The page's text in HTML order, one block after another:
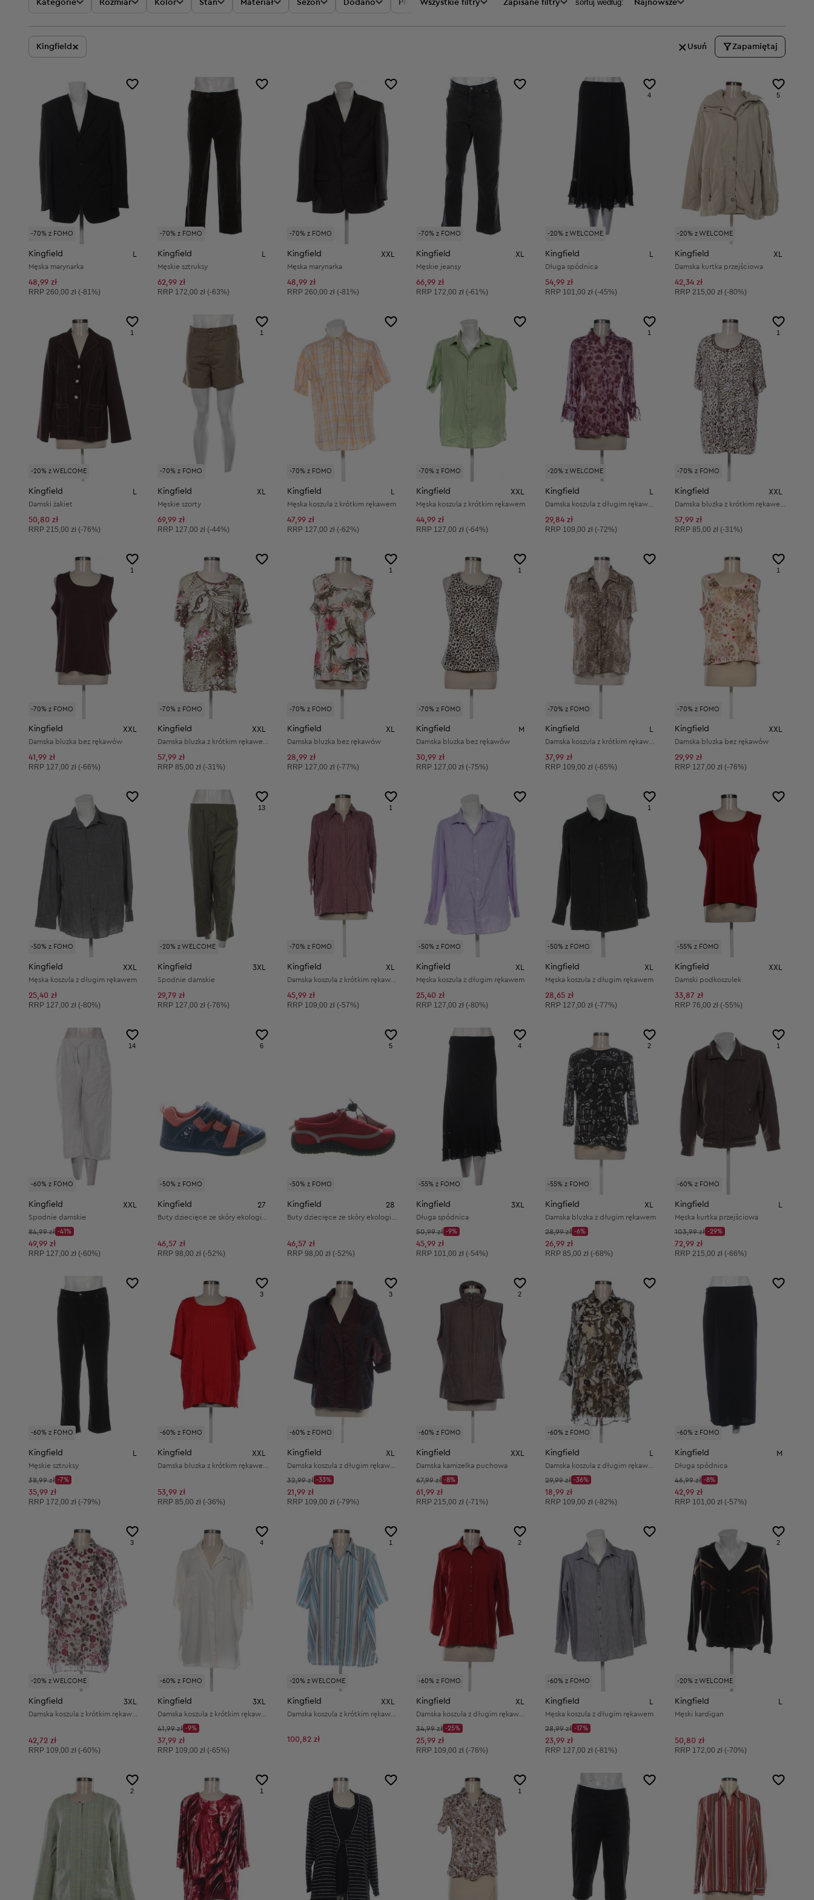
Kategorie Rozmiar Kolor Stan Materiał Sezon Dodano Promocje Cena
Wszystkie filtry Zapisane filtry sortuj według: Najnowsze
Kingfield × Usuń Zapamiętaj
-70% z FOMO
Kingfield
Męska marynarka
48,99 zł
Cena sugerowana:
RRP 260,00 zł (-81%)
-70% z FOMO
Kingfield
Męskie sztruksy
62,99 zł
Cena sugerowana:
RRP 172,00 zł (-63%)
-70% z FOMO
Kingfield XXL
Męska marynarka
48,99 zł
Cena sugerowana:
RRP 260,00 zł (-81%)
-70% z FOMO
Kingfield XL
Męskie jeansy
66,99 zł
Cena sugerowana:
RRP 172,00 zł (-61%)
-20% z WELCOME
4
Kingfield
Długa spódnica
54,99 zł
Cena sugerowana:
RRP 101,00 zł (-45%)
-20% z WELCOME
5
Kingfield XL
Damska kurtka przejściowa
42,34 zł
Cena sugerowana:
RRP 215,00 zł (-80%)
-20% z WELCOME
1
Kingfield
Damski żakiet
50,80 zł
Cena sugerowana:
RRP 215,00 zł (-76%)
-70% z FOMO
1
Kingfield XL
Męskie szorty
69,99 zł
Cena sugerowana:
RRP 127,00 zł (-44%)
-70% z FOMO
Kingfield
Męska koszula z krótkim rękawem
47,99 zł
Cena sugerowana:
RRP 127,00 zł (-62%)
-70% z FOMO
Kingfield XXL
Męska koszula z krótkim rękawem
44,99 zł
Cena sugerowana:
RRP 127,00 zł (-64%)
-20% z WELCOME
1
Kingfield
29,84 zł
Cena sugerowana:
RRP 109,00 zł (-72%)
-70% z FOMO
1
Kingfield XXL
57,99 zł
Cena sugerowana:
RRP 85,00 zł (-31%)
-70% z FOMO
1
Kingfield XXL
Damska bluzka bez rękawów
41,99 zł
Cena sugerowana:
RRP 127,00 zł (-66%)
-70% z FOMO
Kingfield XXL
57,99 zł
Cena sugerowana:
RRP85,00 zł (-31%)
-70% z FOMO
1
Kingfield XL
Damska bluzka bez rękawów
28,99 zł
Cena sugerowana:
RRP 127,00 zł (-77%)
-70% z FOMO
1
Kingfield M
Damska bluzka bez rękawów
30,99 zł
Cena sugerowana:
RRP 127,00 zł (-75%)
-70% z FOMO
Kingfield
37,99 zł
Cena sugerowana:
RRP 109,00 zł (-65%)
-70% z FOMO
1
Kingfield XXL
Damska bluzka bez rękawów
29,99 zł
Cena sugerowana:
RRP 127,00 zł (-76%)
-50% z FOMO
Kingfield XXL
Męska koszula z długim rękawem
25,40 zł
Cena sugerowana:
RRP 127,00 zł (-80%)
-20% z WELCOME
13
Kingfield 3XL
Spodnie damskie
29,79 zł
Cena sugerowana:
RRP 127,00 zł (-76%)
-70% z FOMO
1
Kingfield XL
Damska koszula z krótkim rękawem
45,99 zł
Cena sugerowana:
RRP 109,00 zł (-57%)
-50% z FOMO
Kingfield XL
Męska koszula z długim rękawem
25,40 zł
Cena sugerowana:
RRP 127,00 zł (-80%)
-50% z FOMO
1
Kingfield XL
Męska koszula z długim rękawem
28,65 zł
Cena sugerowana:
RRP 127,00 zł (-77%)
-55% z FOMO
Kingfield XXL
Damski podkoszulek
33,87 zł
Cena sugerowana:
RRP 76,00 zł (-55%)
-60% z FOMO
14
Kingfield XXL
Spodnie damskie
Cena początkowa:
84,99 zł
Discount Price:
-41%
Obniżona cena:
49,99 zł
Cena sugerowana:
RRP 127,00 zł (-60%)
-50% z FOMO
6
Kingfield 27
46,57 zł
Cena sugerowana:
RRP98,00 zł (-52%)
-50% z FOMO
5
Kingfield 28
46,57 zł
Cena sugerowana:
RRP 98,00 zł (-52%)
-55% z FOMO
4
Kingfield 3XL
Długa spódnica
Cena początkowa:
50,99 zł
Discount Price:
-9%
Obniżona cena:
45,99 zł
Cena sugerowana:
RRP 101,00 zł (-54%)
-55% z FOMO
2
Kingfield XL
Damska bluzka z długim rękawem
Cena początkowa:
28,99 zł
Discount Price:
-6%
Obniżona cena:
26,99 zł
Cena sugerowana:
RRP85,00 zł (-68%)
-60% z FOMO
1
Kingfield L
Męska kurtka przejściowa
Cena początkowa:
103,99 zł
Discount Price:
-29%
Obniżona cena:
72,99 zł
Cena sugerowana:
RRP 215,00 zł (-66%)
-60% z FOMO
Kingfield L
Męskie sztruksy
Cena początkowa:
38,99 zł
Discount Price:
-7%
Obniżona cena:
35,99 zł
Cena sugerowana:
RRP 172,00 zł (-79%)
-60% z FOMO
3
Kingfield XXL
53,99 zł
Cena sugerowana:
RRP85,00 zł (-36%)
-60% z FOMO
3
Kingfield XL
Damska koszula z długim rękawem
Cena początkowa:
32,99 zł
Discount Price:
-33%
Obniżona cena:
21,99 zł
Cena sugerowana:
RRP 109,00 zł (-79%)
-60% z FOMO
2
Kingfield XXL
Damska kamizelka puchowa
Cena początkowa:
67,99 zł
Discount Price:
-8%
Obniżona cena:
61,99 zł
Cena sugerowana:
RRP 215,00 zł (-71%)
-60% z FOMO
Kingfield L
Cena początkowa:
29,99 zł
Discount Price:
-36%
Obniżona cena:
18,99 zł
Cena sugerowana:
RRP 109,00 zł (-82%)
-60% z FOMO
Kingfield M
Długa spódnica
Cena początkowa:
46,99 zł
Discount Price:
-8%
Obniżona cena:
42,99 zł
Cena sugerowana:
RRP 101,00 zł (-57%)
-20% z WELCOME
3
Kingfield 3XL
42,72 zł
Cena sugerowana:
RRP 109,00 zł (-60%)
-60% z FOMO
4
Kingfield 3XL
Cena początkowa:
41,99 zł
Discount Price:
-9%
Obniżona cena:
37,99 zł
Cena sugerowana:
RRP 109,00 zł (-65%)
-20% z WELCOME
1
Kingfield XXL
Damska koszula z krótkim rękawem
100,82 zł
-60% z FOMO
2
Kingfield XL
Damska koszula z długim rękawem
Cena początkowa:
34,99 zł
Discount Price:
-25%
Obniżona cena:
25,99 zł
Cena sugerowana:
RRP 109,00 zł (-76%)
-60% z FOMO
Kingfield L
Męska koszula z długim rękawem
Cena początkowa:
28,99 zł
Discount Price:
-17%
Obniżona cena:
23,99 zł
Cena sugerowana:
RRP 127,00 zł (-81%)
-20% z WELCOME
2
Kingfield L
Męski kardigan
50,80 zł
Cena sugerowana:
RRP 172,00 zł (-70%)
2 1 1